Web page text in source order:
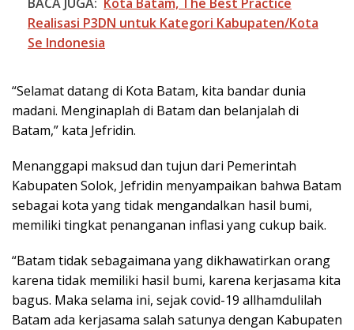
Realisasi P3DN untuk Kategori Kabupaten/Kota
Se Indonesia
“Selamat datang di Kota Batam, kita bandar dunia
madani. Menginaplah di Batam dan belanjalah di
Batam,” kata Jefridin.
Menanggapi maksud dan tujun dari Pemerintah
Kabupaten Solok, Jefridin menyampaikan bahwa Batam
sebagai kota yang tidak mengandalkan hasil bumi,
memiliki tingkat penanganan inflasi yang cukup baik.
“Batam tidak sebagaimana yang dikhawatirkan orang
karena tidak memiliki hasil bumi, karena kerjasama kita
bagus. Maka selama ini, sejak covid-19 allhamdulilah
Batam ada kerjasama salah satunya dengan Kabupaten